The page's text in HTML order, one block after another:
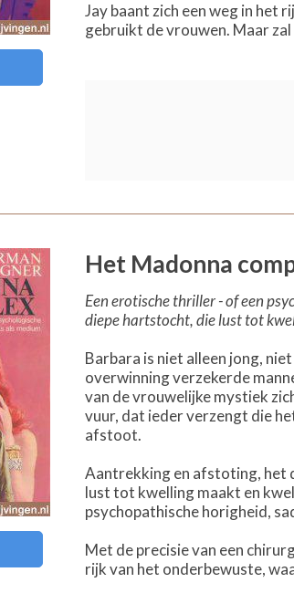
Jay baant zich een weg in het
gebruikt de vrouwen. Maar
Het Madonna
Een erotische thriller - of een
diepe hartstocht, die lust tot
Barbara is niet alleen jong,
overwinning verzekerde
van de vrouwelijke mystiek
vuur, dat ieder verzengt die
afstoot.
Aantrekking en afstoting, het
lust tot kwelling maakt en
psychopathische horigheid,
Met de precisie van een
rijk van het onderbewuste,